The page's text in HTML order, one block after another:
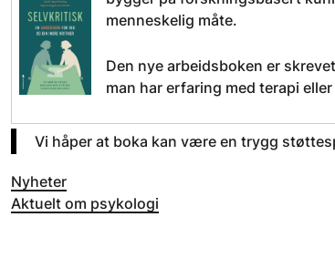
menneskelig måte.
Den nye arbeidsboken er
man har erfaring med terapi
Vi håper at boka kan være en trygg
Nyheter
Aktuelt om psykologi